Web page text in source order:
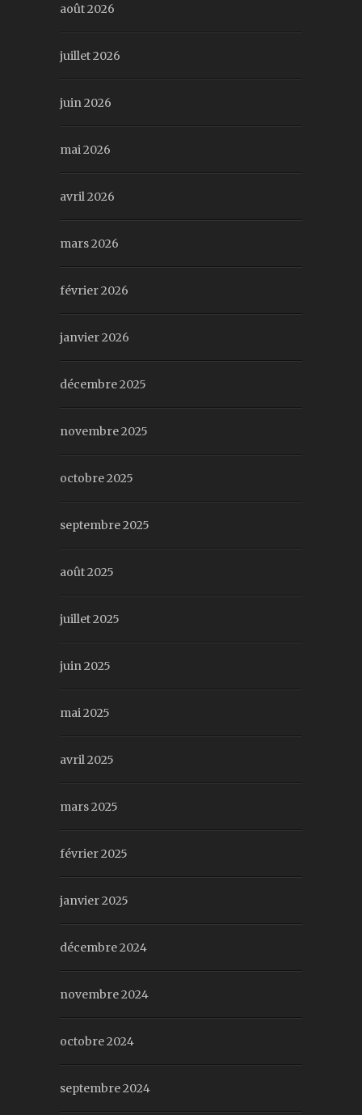
août 2026
juillet 2026
juin 2026
mai 2026
avril 2026
mars 2026
février 2026
janvier 2026
décembre 2025
novembre 2025
octobre 2025
septembre 2025
août 2025
juillet 2025
juin 2025
mai 2025
avril 2025
mars 2025
février 2025
janvier 2025
décembre 2024
novembre 2024
octobre 2024
septembre 2024